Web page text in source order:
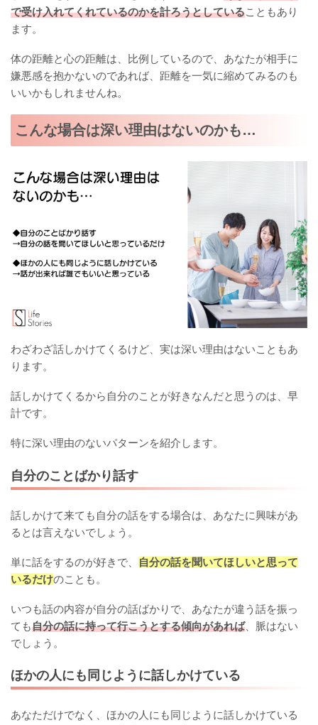
で受け入れてくれているのかを計ろうとしていることもあり
ます。
体の距離と心の距離は、比例しているので、あなたが相手に
嫌悪感を抱かないのであれば、距離を一気に縮めてみるのも
いいかもしれませんね。
こんな場合は深い理由はないのかも…
わざわざ話しかけてくるけど、実は深い理由はないこともあ
ります。
話しかけてくるから自分のことが好きなんだと思うのは、早
計です。
特に深い理由のないパターンを紹介します。
自分のことばかり話す
話しかけて来ても自分の話をする場合は、あなたに興味があ
るとは言えないでしょう。
単に話をするのが好きで、
自分の話を聞いてほしいと思って
いるだけのことも。
いつも話の内容が自分の話ばかりで、あなたが違う話を振っ
ても自分の話に持って行こうとする傾向があれば、脈はない
でしょう。
ほかの人にも同じように話しかけている
あなただけでなく、ほかの人にも同じように話しかけている